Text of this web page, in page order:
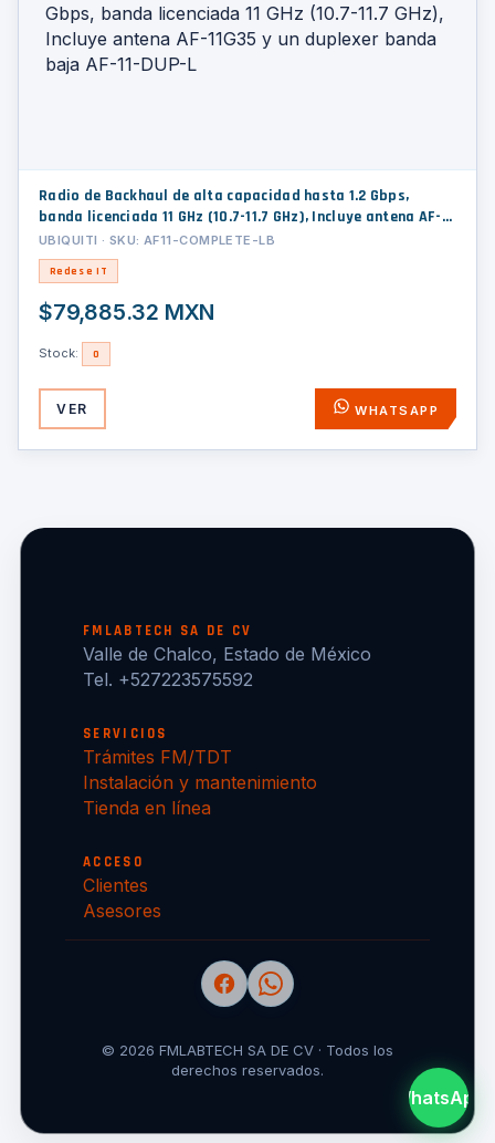
Radio de Backhaul de alta capacidad hasta 1.2 Gbps,
banda licenciada 11 GHz (10.7-11.7 GHz), Incluye antena AF-
11G35 y un duplexer banda baja AF-11-DUP-L
UBIQUITI · SKU: AF11-COMPLETE-LB
Redes e IT
$79,885.32 MXN
Stock: 0
VER WHATSAPP
WhatsApp
FMLABTECH SA DE CV
Valle de Chalco, Estado de México
Tel. +527223575592
SERVICIOS
Trámites FM/TDT
Instalación y mantenimiento
Tienda en línea
ACCESO
Clientes
Asesores
© 2026 FMLABTECH SA DE CV · Todos los
derechos reservados.